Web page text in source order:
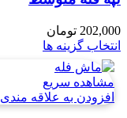
202,000 تومان
انتخاب گزینه ها
مشاهده سریع
افزودن به علاقه مندی